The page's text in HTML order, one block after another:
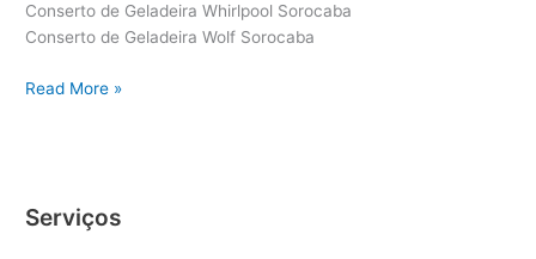
Conserto de Geladeira Whirlpool Sorocaba
Conserto de Geladeira Wolf Sorocaba
Conserto
Read More »
Serviços